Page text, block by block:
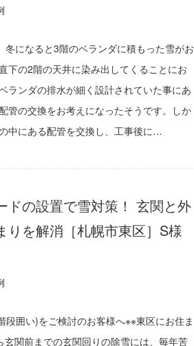
冬になると3階のベランダに積もった雪がお
下の2階の天井に染み出してくることにお
ランダの排水が細く設計されていた事にあ
管の交換をお考えになったそうです。しか
中にある配管を交換し、工事後に…
ドの設置で雪対策！ 玄関と外
りを解消［札幌市東区］S様
囲い)をご検討のお客様へ※※東区にお住ま
玄関前までの玄関回りの除雪には、毎年苦